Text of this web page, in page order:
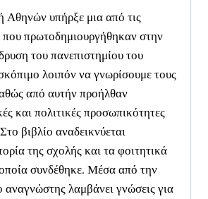
υπήρξε μια από τις
που πρωτοδημιουργήθηκαν στην
του πανεπιστημίου του
λοιπόν να γνωρίσουμε τους
από αυτήν προήλθαν
και πολιτικές προσωπικότητες
βιβλίο αναδεικνύεται
της σχολής και τα φοιτητικά
συνδέθηκε. Μέσα από την
αναγνώστης λαμβάνει γνώσεις για